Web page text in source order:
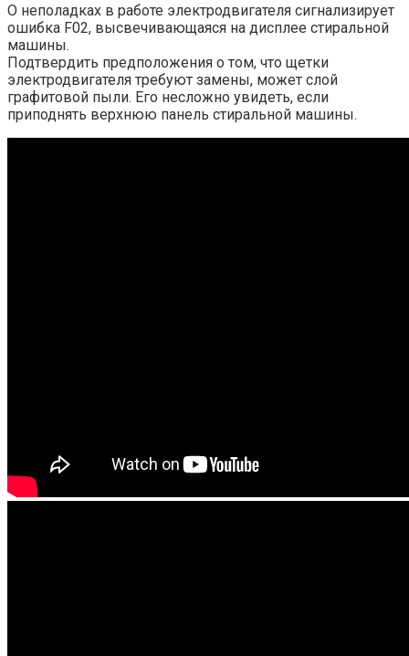
О неполадках в работе электродвигателя сигнализирует
ошибка F02, высвечивающаяся на дисплее стиральной
машины.
Подтвердить предположения о том, что щетки
электродвигателя требуют замены, может слой
графитовой пыли. Его несложно увидеть, если
приподнять верхнюю панель стиральной машины.